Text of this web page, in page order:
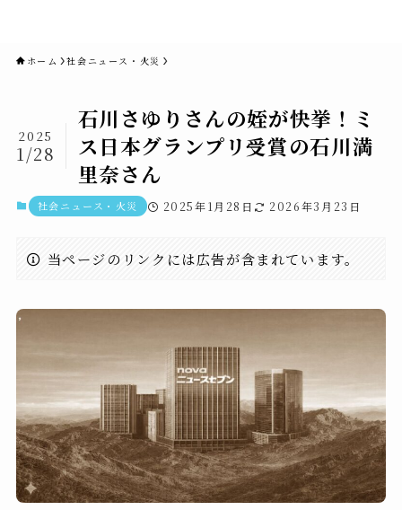
ホーム 社会ニュース・火災
石川さゆりさんの姪が快挙！ミ
ス日本グランプリ受賞の石川満
里奈さん
2025
1/28
社会ニュース・火災 2025年1月28日 2026年3月23日
当ページのリンクには広告が含まれています。